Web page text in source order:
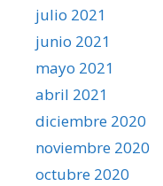
julio 2021
junio 2021
mayo 2021
abril 2021
diciembre 2020
noviembre 2020
octubre 2020